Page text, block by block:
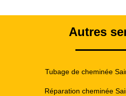
Autres
Tubage de cheminée
Réparation cheminée